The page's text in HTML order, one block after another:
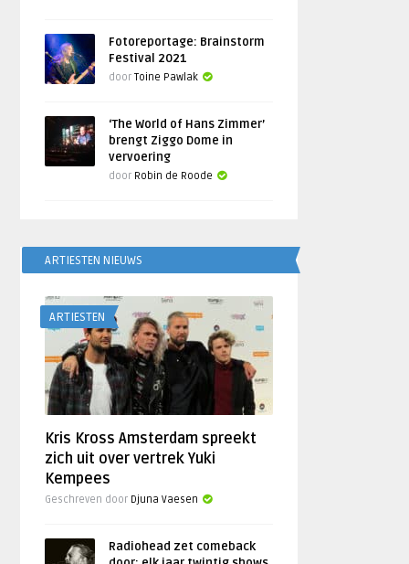
Fotoreportage: Brainstorm
Festival 2021
doorToine Pawlak
‘The World of Hans Zimmer’
brengt Ziggo Dome in
vervoering
door Robin de Roode
ARTIESTEN NIEUWS
ARTIESTEN
Kris Kross Amsterdam spreekt
zich uit over vertrek Yuki
Kempees
Geschreven door Djuna Vaesen
Radiohead zet comeback